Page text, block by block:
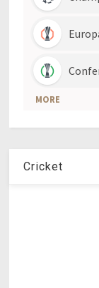
Cricket